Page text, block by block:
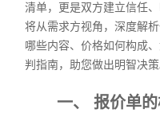
清单，更是双方建立信任
将从需求方视角，深度解
哪些内容、价格如何构成
判指南，助您做出明智决策
一、 报价单的